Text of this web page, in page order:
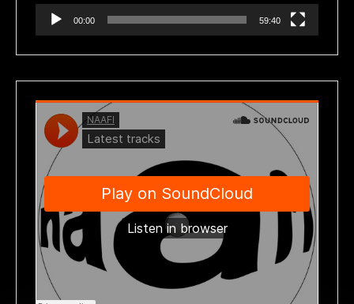
00:00 59:40